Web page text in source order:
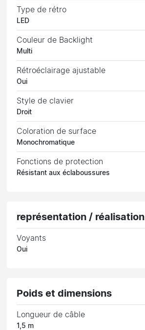
Type de rétro
LED
Couleur de Backlight
Multi
Rétroéclairage ajustable
Oui
Style de clavier
Droit
Coloration de surface
Monochromatique
Fonctions de protection
Résistant aux éclaboussures
représentation / réalisation
Voyants
Oui
Poids et dimensions
Longueur de câble
1,5 m